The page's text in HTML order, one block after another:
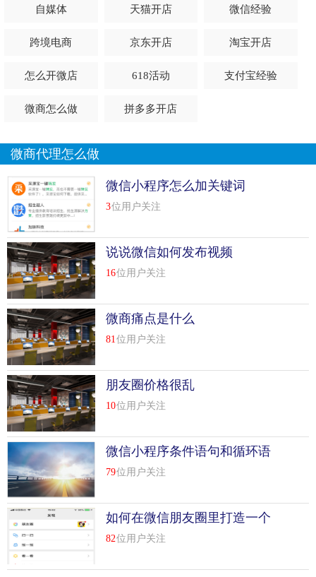
自媒体 天猫开店 微信经验
跨境电商 京东开店 淘宝开店
怎么开微店 618活动 支付宝经验
微商怎么做 拼多多开店
微商代理怎么做
微信小程序怎么加关键词
3位用户关注
说说微信如何发布视频
16位用户关注
微商痛点是什么
81位用户关注
朋友圈价格很乱
10位用户关注
微信小程序条件语句和循环语
句开发实例
79位用户关注
如何在微信朋友圈里打造一个
日赚500的小店
82位用户关注